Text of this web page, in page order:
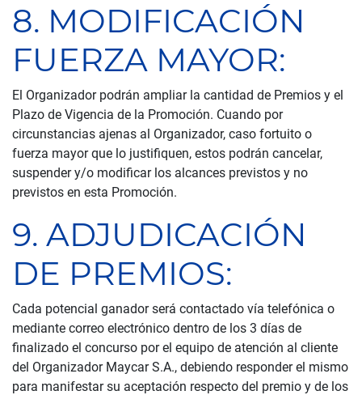
8. MODIFICACIÓN
FUERZA MAYOR:
El Organizador podrán ampliar la cantidad de Premios y el
Plazo de Vigencia de la Promoción. Cuando por
circunstancias ajenas al Organizador, caso fortuito o
fuerza mayor que lo justifiquen, estos podrán cancelar,
suspender y/o modificar los alcances previstos y no
previstos en esta Promoción.
9. ADJUDICACIÓN
DE PREMIOS:
Cada potencial ganador será contactado vía telefónica o
mediante correo electrónico dentro de los 3 días de
finalizado el concurso por el equipo de atención al cliente
del Organizador Maycar S.A., debiendo responder el mismo
para manifestar su aceptación respecto del premio y de los